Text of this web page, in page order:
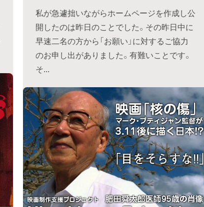
私が急遽拙いながらホームページを作成し公
開したのは昨日のことでした。その昨日中に
早速二名の方から「お願い」に対するご協力
のお申し出がありました。有難いことです。
そ...